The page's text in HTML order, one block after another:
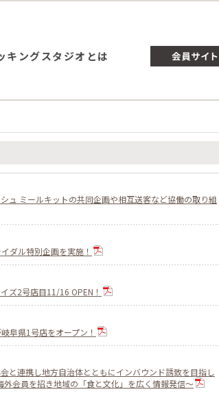
キングスタジオとは
ュ ミールキットの共同企画や相互送客など協働の取り組
ダル特別企画を実施！
ズ2号店目11/16 OPEN！
阜県1号店をオープン！
と連携し地方自治体とともにインバウンド誘致を目指し
会員を招き地域の「食と文化」を広く情報発信〜